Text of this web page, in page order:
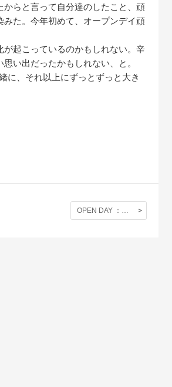
らと言って自分達のしたこと、頑
た。今年初めて、オープンデイ頑
起こっているのかもしれない。辛
い出だったかもしれない、と。
に、それ以上にずっとずっと大き
OPEN DAY ：見せる方の立場に変わった「文化祭」